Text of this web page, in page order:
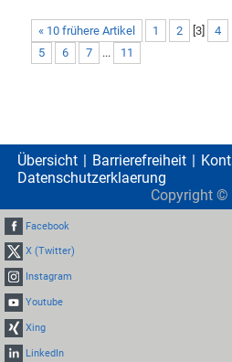
« 10 frühere Artikel 1 2 3]
4
5
6 7 ... 11
Übersicht Barrierefreiheit
Datenschutzerklaerung
Copyright ©
Facebook
X (Twitter)
Instagram
Youtube
Xing
LinkedIn